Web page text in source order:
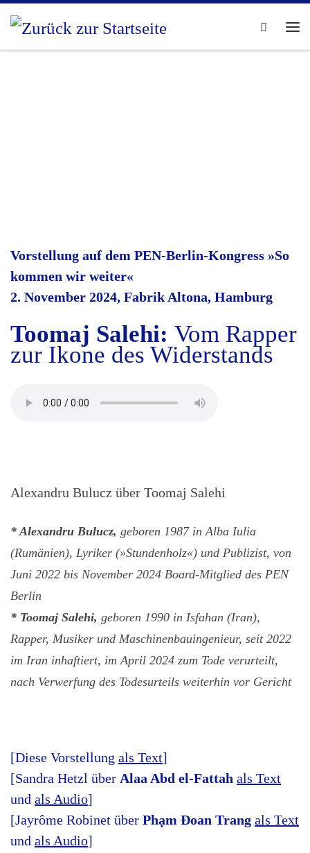
Zum Inhalt springen
Search
Vorstellung auf dem PEN-Berlin-Kongress »So
kommen wir weiter«
2. November 2024, Fabrik Altona, Hamburg
Toomaj Salehi: Vom Rapper
zur Ikone des Widerstands
Alexandru Bulucz über Toomaj Salehi
* Alexandru Bulucz, geboren 1987 in Alba Iulia
(Rumänien), Lyriker (»Stundenholz«) und Publizist, von
Juni 2022 bis November 2024 Board-Mitglied des PEN
Berlin
* Toomaj Salehi, geboren 1990 in Isfahan (Iran),
Rapper, Musiker und Maschinenbauingenieur, seit 2022
im Iran inhaftiert, im April 2024 zum Tode verurteilt,
nach Verwerfung des Todesurteils weiterhin vor Gericht
[Diese Vorstellung als Text]
[Sandra Hetzl über Alaa Abd el-Fattah als Text
und als Audio]
[Jayrôme Robinet über Phạm Đoan Trang als Text
und als Audio]